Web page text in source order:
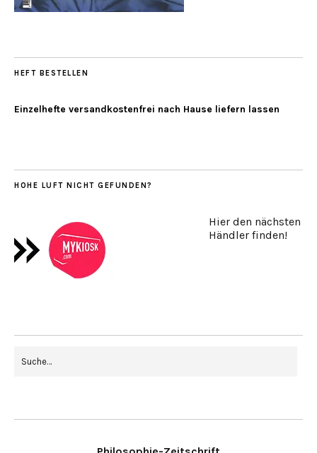
HEFT BESTELLEN
Einzelhefte versandkostenfrei nach Hause liefern lassen
HOHE LUFT NICHT GEFUNDEN?
Hier den nächsten
Händler finden!